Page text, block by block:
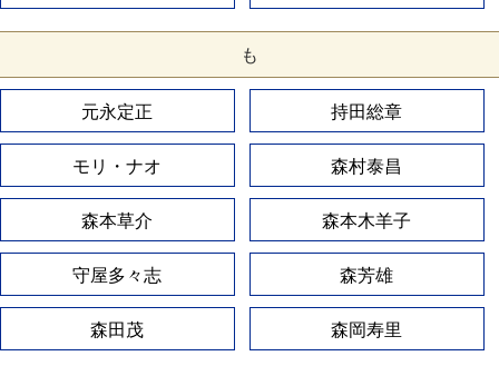
も
元永定正 持田総章
モリ・ナオ 森村泰昌
森本草介 森本木羊子
守屋多々志 森芳雄
森田茂 森岡寿里